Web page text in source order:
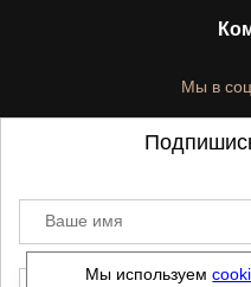
Мы в
©2021-2026 -
Мы используем
Ваше имя